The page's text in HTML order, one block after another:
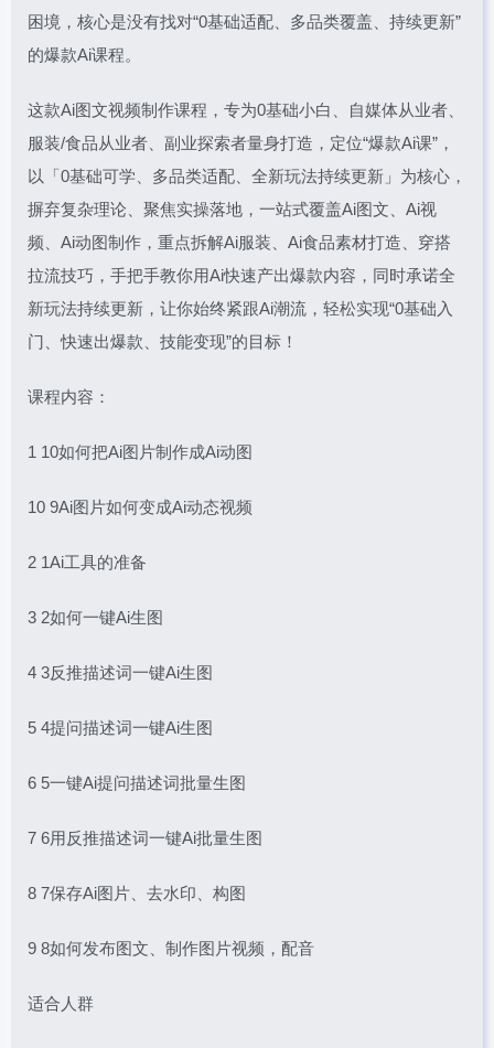
困境，核心是没有找对“0基础适配、多品类覆盖、持续更新”
的爆款Ai课程。
这款Ai图文视频制作课程，专为0基础小白、自媒体从业者、
服装/食品从业者、副业探索者量身打造，定位“爆款Ai课”，
以「0基础可学、多品类适配、全新玩法持续更新」为核心，
摒弃复杂理论、聚焦实操落地，一站式覆盖Ai图文、Ai视
频、Ai动图制作，重点拆解Ai服装、Ai食品素材打造、穿搭
拉流技巧，手把手教你用Ai快速产出爆款内容，同时承诺全
新玩法持续更新，让你始终紧跟Ai潮流，轻松实现“0基础入
门、快速出爆款、技能变现”的目标！
课程内容：
1 10如何把Ai图片制作成Ai动图
10 9Ai图片如何变成Ai动态视频
2 1Ai工具的准备
3 2如何一键Ai生图
4 3反推描述词一键Ai生图
5 4提问描述词一键Ai生图
6 5一键Ai提问描述词批量生图
7 6用反推描述词一键Ai批量生图
8 7保存Ai图片、去水印、构图
9 8如何发布图文、制作图片视频，配音
适合人群